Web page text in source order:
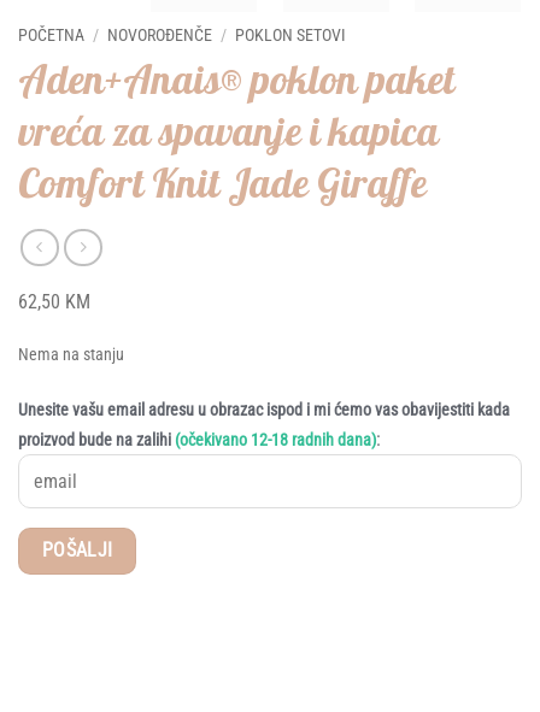
POČETNA / NOVOROĐENČE / POKLON SETOVI
Aden+Anais® poklon paket
vreća za spavanje i kapica
Comfort Knit Jade Giraffe
62,50 KM
Nema na stanju
Unesite vašu email adresu u obrazac ispod i mi ćemo vas obavijestiti kada
proizvod bude na zalihi (očekivano 12-18 radnih dana):